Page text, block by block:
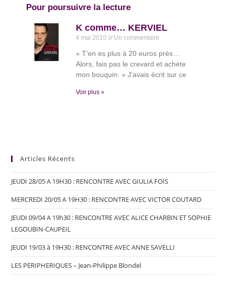
Pour poursuivre la lecture
K comme… KERVIEL
4 mai 2010 Un commentaire
« T’en es plus à 20 euros près…
Alors, fais pas le crevard et achète
mon bouquin. » J’avais écrit sur ce
Voir plus »
Articles Récents
JEUDI 28/05 A 19H30 : RENCONTRE AVEC GIULIA FOÏS
MERCREDI 20/05 A 19H30 : RENCONTRE AVEC VICTOR COUTARD
JEUDI 09/04 A 19h30 : RENCONTRE AVEC ALICE CHARBIN ET SOPHIE
LEGOUBIN-CAUPEIL
JEUDI 19/03 à 19H30 : RENCONTRE AVEC ANNE SAVELLI
LES PERIPHERIQUES – Jean-Philippe Blondel